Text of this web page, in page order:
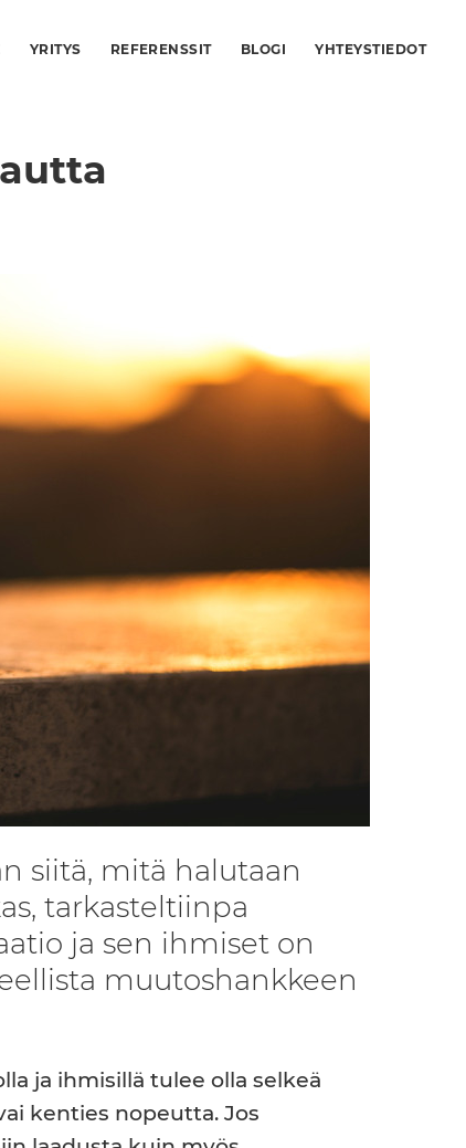
YRITYS REFERENSSIT BLOGI YHTEYSTIEDOT
siitä, mitä halutaan
tarkasteltiinpa
ja sen ihmiset on
muutoshankkeen
ja ihmisillä tulee olla selkeä
kenties nopeutta. Jos